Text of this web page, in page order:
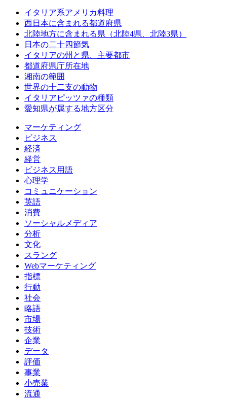
イタリア系アメリカ料理
西日本に含まれる都道府県
北陸地方に含まれる県（北陸4県、北陸3県）
日本の二十四節気
イタリアの州と県、主要都市
都道府県庁所在地
湘南の範囲
世界の十二支の動物
イタリアピッツァの種類
愛知県が属する地方区分
マーケティング
ビジネス
経済
経営
ビジネス用語
心理学
コミュニケーション
英語
消費
ソーシャルメディア
分析
文化
スラング
Webマーケティング
指標
行動
社会
略語
市場
技術
企業
データ
評価
事業
小売業
流通